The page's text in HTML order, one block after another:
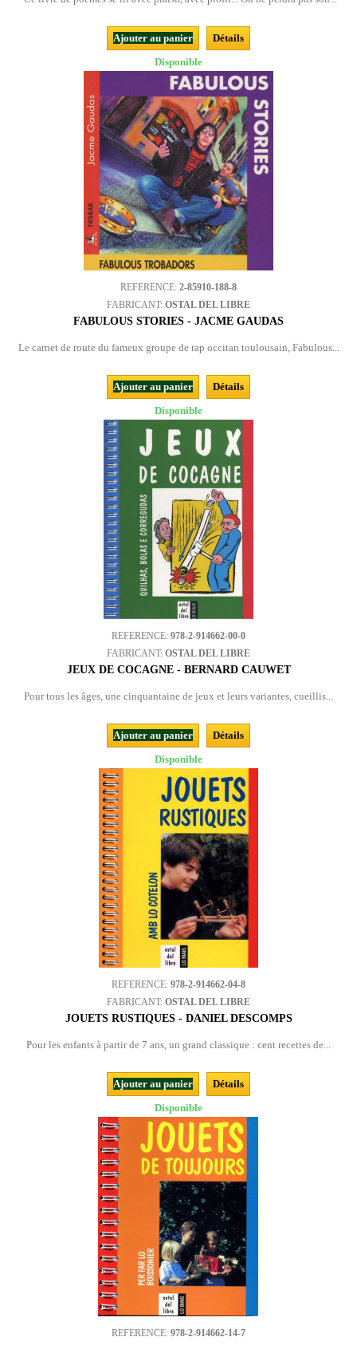
Ajouter au panier
Détails
Disponible
REFERENCE: 2-85910-188-8
FABRICANT: OSTAL DEL LIBRE
FABULOUS STORIES - JACME GAUDAS
Le carnet de route du fameux groupe de rap occitan toulousain, Fabulous...
Ajouter au panier
Détails
Disponible
REFERENCE: 978-2-914662-00-0
FABRICANT: OSTAL DEL LIBRE
JEUX DE COCAGNE - BERNARD CAUWET
Pour tous les âges, une cinquantaine de jeux et leurs variantes, cueillis...
Ajouter au panier
Détails
Disponible
REFERENCE: 978-2-914662-04-8
FABRICANT: OSTAL DEL LIBRE
JOUETS RUSTIQUES - DANIEL DESCOMPS
Pour les enfants à partir de 7 ans, un grand classique : cent recettes de...
Ajouter au panier
Détails
Disponible
REFERENCE: 978-2-914662-14-7